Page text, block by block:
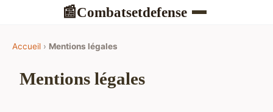
📰Combatsetdefense
Accueil › Mentions légales
Mentions légales